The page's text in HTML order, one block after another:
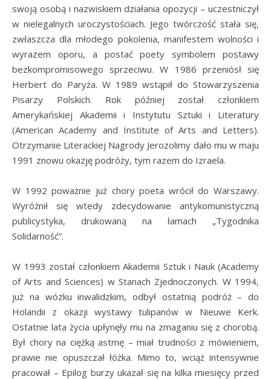
swoją osobą i nazwiskiem działania opozycji – uczestniczył
w nielegalnych uroczystościach. Jego twórczość stała się,
zwłaszcza dla młodego pokolenia, manifestem wolności i
wyrazem oporu, a postać poety symbolem postawy
bezkompromisowego sprzeciwu. W 1986 przeniósł się
Herbert do Paryża. W 1989 wstąpił do Stowarzyszenia
Pisarzy Polskich. Rok później został członkiem
Amerykańskiej Akademii i Instytutu Sztuki i Literatury
(American Academy and Institute of Arts and Letters).
Otrzymanie Literackiej Nagrody Jerozolimy dało mu w maju
1991 znowu okazję podróży, tym razem do Izraela.
W 1992 poważnie już chory poeta wrócił do Warszawy.
Wyróżnił się wtedy zdecydowanie antykomunistyczną
publicystyka, drukowaną na łamach „Tygodnika
Solidarność”.
W 1993 został członkiem Akademii Sztuk i Nauk (Academy
of Arts and Sciences) w Stanach Zjednoczonych. W 1994,
już na wózku inwalidzkim, odbył ostatnią podróż – do
Holandii z okazji wystawy tulipanów w Nieuwe Kerk.
Ostatnie lata życia upłynęły mu na zmaganiu się z chorobą.
Był chory na ciężką astmę – miał trudności z mówieniem,
prawie nie opuszczał łóżka. Mimo to, wciąż intensywnie
pracował – Epilog burzy ukazał się na kilka miesięcy przed